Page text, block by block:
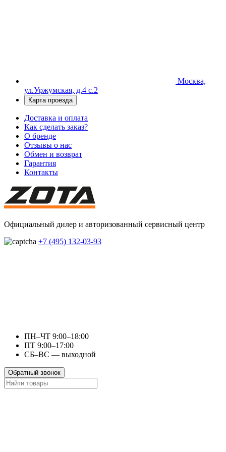
Москва,
ул.Уржумская, д.4 с.2
Карта проезда
Доставка и оплата
Как сделать заказ?
О бренде
Отзывы о нас
Обмен и возврат
Гарантия
Контакты
Официальный дилер и авторизованный сервисный центр
+7 (495) 132-03-93
ПН–ЧТ 9:00–18:00
ПТ 9:00–17:00
СБ–ВС — выходной
Обратный звонок